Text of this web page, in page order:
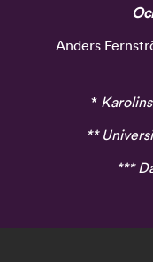
Anders
*
**
***